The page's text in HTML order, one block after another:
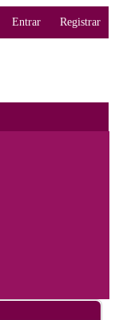
Entrar Registrar